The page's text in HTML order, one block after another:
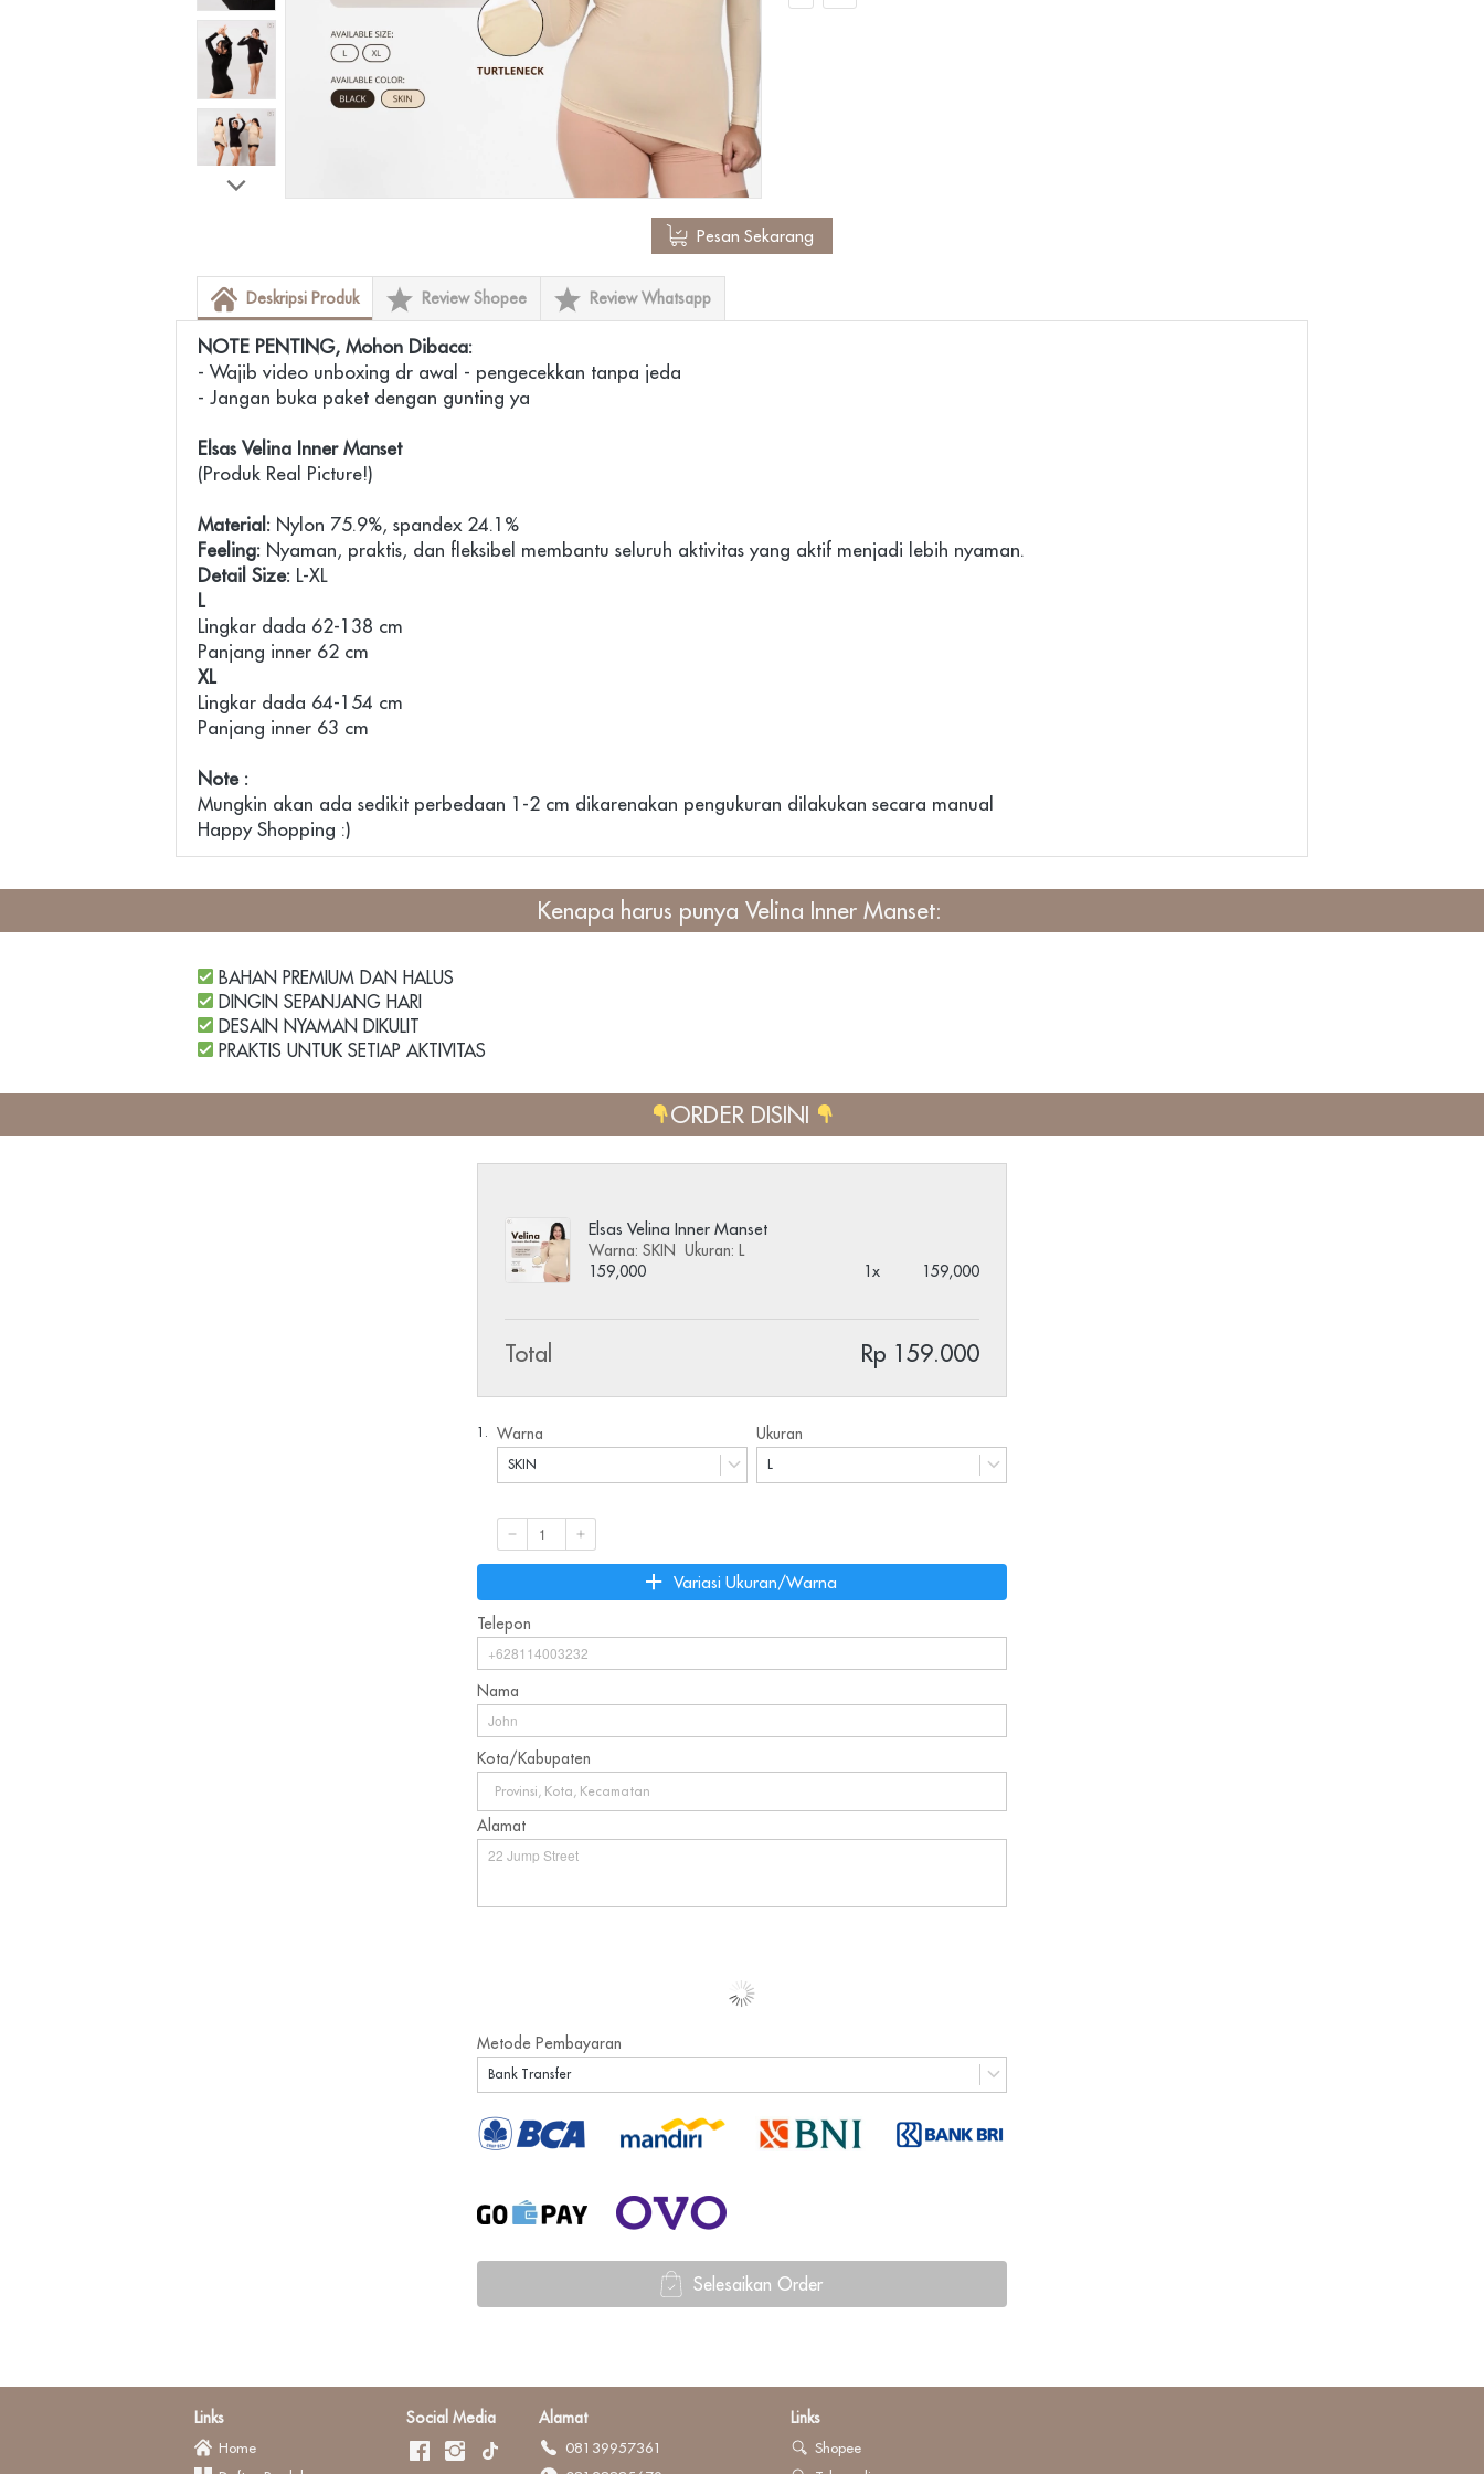
` Pesan Sekarang
Deskripsi Produk Review Shopee Review Whatsapp
NOTE PENTING, Mohon Dibaca:
- Wajib video unboxing dr awal - pengecekkan tanpa jeda
- Jangan buka paket dengan gunting ya
Elsas Velina Inner Manset
(Produk Real Picture!)
Material:
Feeling:
Detail Size:
L
Lingkar dada 62-138 cm
XL
Lingkar dada 64-154 cm
Panjang inner 63 cm
Note :
Mungkin akan ada sedikit perbedaan 1-2 cm dikarenakan pengukuran dilakukan secara manual
Happy Shopping :)
Kenapa harus punya Velina Inner Manset:
BAHAN PREMIUM DAN HALUS
DINGIN SEPANJANG HARI
DESAIN NYAMAN DIKULIT
PRAKTIS UNTUK SETIAP AKTIVITAS
ORDER DISINI
1. Warna
SKIN
Ukuran
L
` Variasi Ukuran/Warna
Telepon
Nama
Kota/Kabupaten
Provinsi, Kota, Kecamatan
Alamat
Metode Pembayaran
Bank Transfer
` Selesaikan Order
Elsas Velina Inner Manset
Warna: SKIN Ukuran: L
159,000
1x 159,000
Total Rp 159.000
Links
Home
Social Media Alamat
08139957361
Links
Shopee